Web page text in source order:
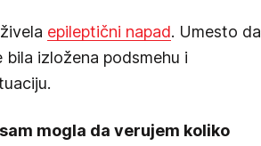
epileptični napad. Umesto da
bila izložena podsmehu i
mogla da verujem koliko